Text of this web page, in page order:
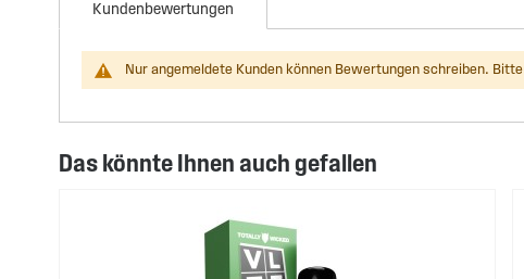
Kundenbewertungen
Nur angemeldete Kunden können Bewertungen schreiben. Bitte
Das könnte Ihnen auch gefallen